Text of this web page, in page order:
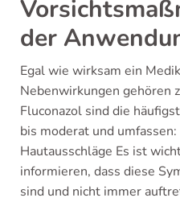
der
Egal wie wirksam ein
Nebenwirkungen gehören
Fluconazol sind die
bis moderat und
Hautausschläge Es ist
informieren, dass diese
sind und nicht immer